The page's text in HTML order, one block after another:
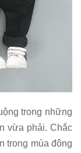
trong những
vừa phải. Chắc
trong mùa đông